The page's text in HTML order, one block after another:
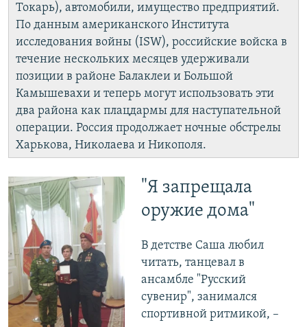
Токарь), автомобили, имущество предприятий.
По данным американского Института
исследования войны (ISW), российские войска в
течение нескольких месяцев удерживали
позиции в районе Балаклеи и Большой
Камышевахи и теперь могут использовать эти
два района как плацдармы для наступательной
операции. Россия продолжает ночные обстрелы
Харькова, Николаева и Никополя.
"Я запрещала
оружие дома"
В детстве Саша любил
читать, танцевал в
ансамбле "Русский
сувенир", занимался
спортивной ритмикой, –